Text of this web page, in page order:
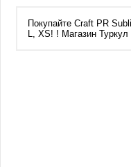
Покупайте Craft PR
L, XS! ! Магазин Туркул